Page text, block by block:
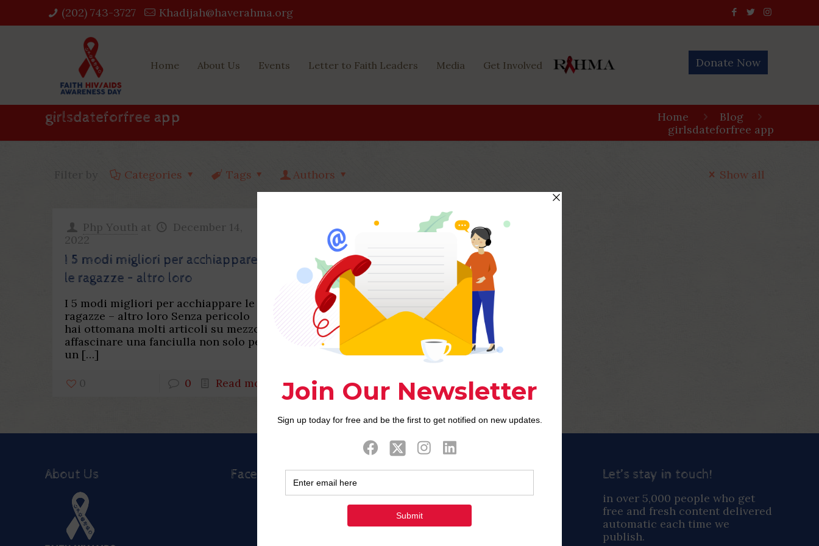
(202) 743-3727‬ Khadijah@haverahma.org
Home About Us Events Letter to Faith Leaders Media Get Involved Donate Now
girlsdateforfree app Home
Blog
girlsdateforfree app
Categories Tags Authors Show all
Php Youth at
December 14,
2022
I 5 modi migliori per acchiappare
le ragazze – altro loro
I 5 modi migliori per acchiappare le
ragazze – altro loro Senza pericolo
hai ottomana molti articoli su mezzo
affascinare una fanciulla non solo per
un […]
0 0 Read more
About Us Facebook Twitter
Tweets by FaithAIDSDay
Let’s stay in touch!
in over 5,000 people who get
free and fresh content delivered
automatic each time we
publish.